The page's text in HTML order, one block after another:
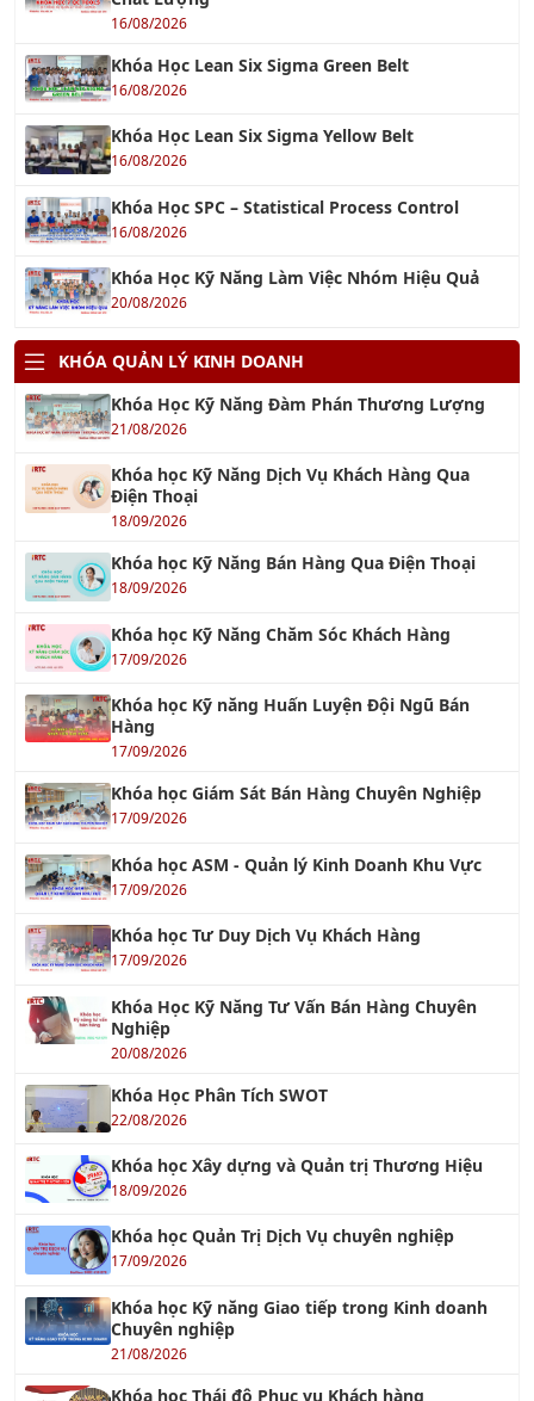
16/08/2026
Khóa Học Lean Six Sigma Green Belt
16/08/2026
Khóa Học Lean Six Sigma Yellow Belt
16/08/2026
Khóa Học SPC – Statistical Process Control
16/08/2026
Khóa Học Kỹ Năng Làm Việc Nhóm Hiệu Quả
20/08/2026
KHÓA QUẢN LÝ KINH DOANH
Khóa Học Kỹ Năng Đàm Phán Thương Lượng
21/08/2026
Khóa học Kỹ Năng Dịch Vụ Khách Hàng Qua
Điện Thoại
18/09/2026
Khóa học Kỹ Năng Bán Hàng Qua Điện Thoại
18/09/2026
Khóa học Kỹ Năng Chăm Sóc Khách Hàng
17/09/2026
Khóa học Kỹ năng Huấn Luyện Đội Ngũ Bán
Hàng
17/09/2026
Khóa học Giám Sát Bán Hàng Chuyên Nghiệp
17/09/2026
Khóa học ASM - Quản lý Kinh Doanh Khu Vực
17/09/2026
Khóa học Tư Duy Dịch Vụ Khách Hàng
17/09/2026
Khóa Học Kỹ Năng Tư Vấn Bán Hàng Chuyên
Nghiệp
20/08/2026
Khóa Học Phân Tích SWOT
22/08/2026
Khóa học Xây dựng và Quản trị Thương Hiệu
18/09/2026
Khóa học Quản Trị Dịch Vụ chuyên nghiệp
17/09/2026
Khóa học Kỹ năng Giao tiếp trong Kinh doanh
Chuyên nghiệp
21/08/2026
Khóa học Thái độ Phục vụ Khách hàng